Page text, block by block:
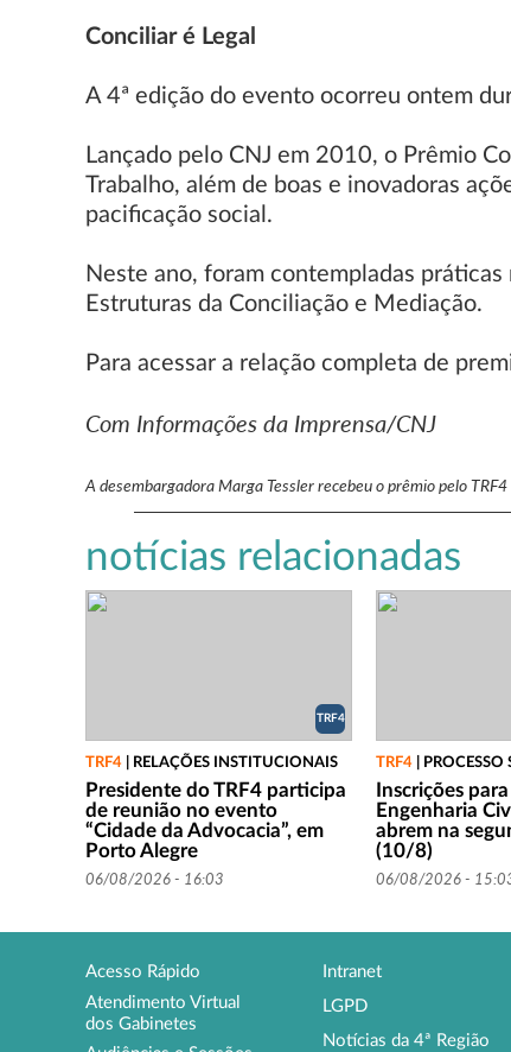
Conciliar é Legal
A 4ª edição do evento ocorreu ontem
Lançado pelo CNJ em 2010, o Prêmio
Trabalho, além de boas e inovadoras
pacificação social.
Neste ano, foram contempladas
Estruturas da Conciliação e Mediação.
Para acessar a relação completa de
Com Informações da Imprensa/CNJ
A desembargadora Marga Tessler recebeu o prêmio pelo TRF4
notícias relacionadas
TRF4
TRF4 RELAÇÕES INSTITUCIONAIS
Presidente do TRF4 participa
de reunião no evento
“Cidade da Advocacia”, em
Porto Alegre
06/08/2026 - 16:03
TRF4 PROCESSO
Inscrições
Engenharia
abrem na
(10/8)
06/08/2026 -
Acesso Rápido
Atendimento Virtual
dos Gabinetes
Intranet
LGPD
Notícias da 4ª Região